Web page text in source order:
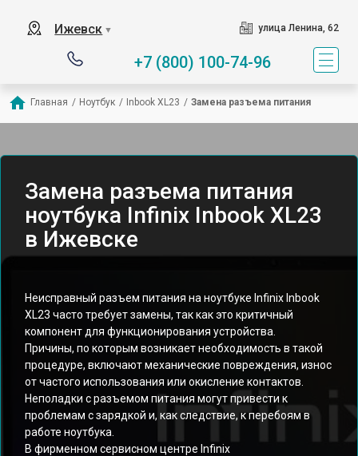
Ижевск ▼ улица Ленина, 62
+7 (800) 100-74-96
Главная / Ноутбук / Inbook XL23 / Замена разъема питания
Замена разъема питания
ноутбука Infinix Inbook XL23
в Ижевске
Неисправный разъем питания на ноутбуке Infinix Inbook
XL23 часто требует замены, так как это критичный
компонент для функционирования устройства.
Причины, по которым возникает необходимость в такой
процедуре, включают механические повреждения, износ
от частого использования или окисление контактов.
Неполадки с разъемом питания могут привести к
проблемам с зарядкой и, как следствие, к перебоям в
работе ноутбука.
В фирменном сервисном центре Infinix